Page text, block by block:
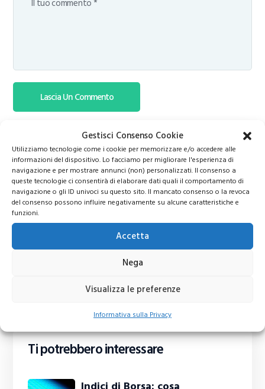
Gestisci Consenso Cookie
Utilizziamo tecnologie come i cookie per memorizzare e/o accedere alle
informazioni del dispositivo. Lo facciamo per migliorare l'esperienza di
navigazione e per mostrare annunci (non) personalizzati. Il consenso a
queste tecnologie ci consentirà di elaborare dati quali il comportamento di
navigazione o gli ID univoci su questo sito. Il mancato consenso o la revoca
del consenso possono influire negativamente su alcune caratteristiche e
funzioni.
Accetta
Nega
Visualizza le preferenze
Informativa sulla Privacy
Ti potrebbero interessare